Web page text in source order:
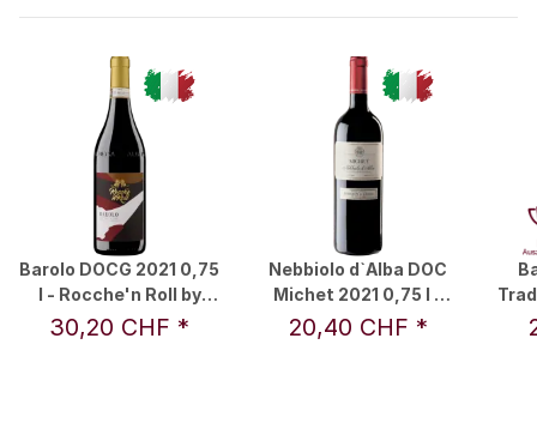
Barolo DOCG 2021 0,75
l - Rocche'n Roll by
RDM
30,20 CHF *
Nebbiolo d`Alba DOC
Michet 2021 0,75 l -
Marchesi di Barolo
20,40 CHF *